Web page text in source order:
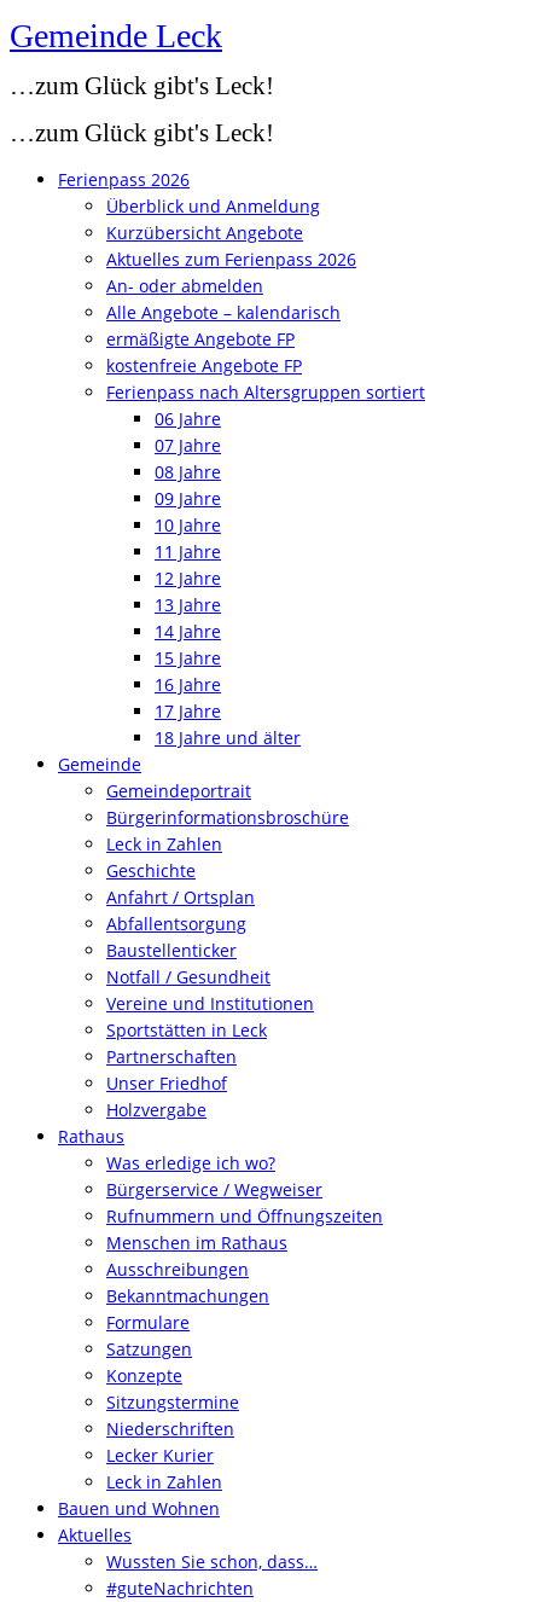
Zum
springen
Gemeinde Leck
…zum Glück gibt's Leck!
…zum Glück gibt's Leck!
Ferienpass 2026
Überblick und Anmeldung
Kurzübersicht Angebote
Aktuelles zum Ferienpass 2026
An- oder abmelden
Alle Angebote – kalendarisch
ermäßigte Angebote FP
kostenfreie Angebote FP
Ferienpass nach Altersgruppen sortiert
06 Jahre
07 Jahre
08 Jahre
09 Jahre
10 Jahre
11 Jahre
12 Jahre
13 Jahre
14 Jahre
15 Jahre
16 Jahre
17 Jahre
18 Jahre und älter
Gemeinde
Gemeindeportrait
Bürgerinformationsbroschüre
Leck in Zahlen
Geschichte
Anfahrt / Ortsplan
Abfallentsorgung
Baustellenticker
Notfall / Gesundheit
Vereine und Institutionen
Sportstätten in Leck
Partnerschaften
Unser Friedhof
Holzvergabe
Rathaus
Was erledige ich wo?
Bürgerservice / Wegweiser
Rufnummern und Öffnungszeiten
Menschen im Rathaus
Ausschreibungen
Bekanntmachungen
Formulare
Satzungen
Konzepte
Sitzungstermine
Niederschriften
Lecker Kurier
Leck in Zahlen
Bauen und Wohnen
Aktuelles
Wussten Sie schon, dass…
#guteNachrichten